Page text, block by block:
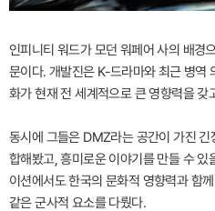
인피니티 워드가 모던 워페어 사의 배경
문이다. 개발진은 K-드라마와 최근 병역
화가 현재 전 세계적으로 큰 영향력을 갖
동시에 그들은 DMZ라는 공간이 가진 긴
합해봤고, 흥미로운 이야기를 만들 수 있
이션에서도 한국의 문화적 영향력과 함
같은 군사적 요소를 다뤘다.